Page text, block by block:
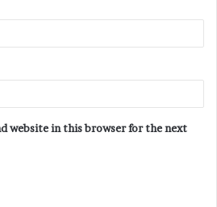
website in this browser for the next